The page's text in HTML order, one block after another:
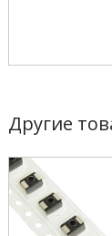
Другие